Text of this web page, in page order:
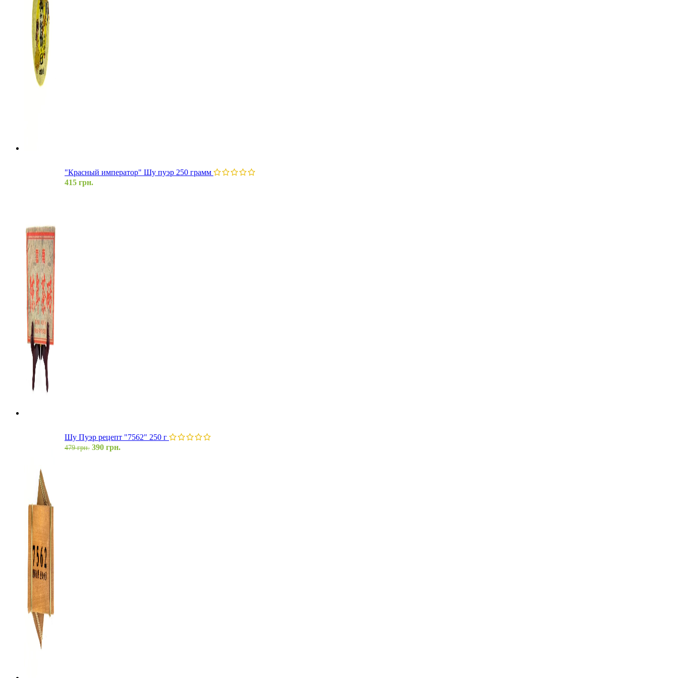
"Красный император" Шу пуэр 250 грамм
415 грн.
Шу Пуэр рецепт "7562" 250 г
479грн. 390 грн.